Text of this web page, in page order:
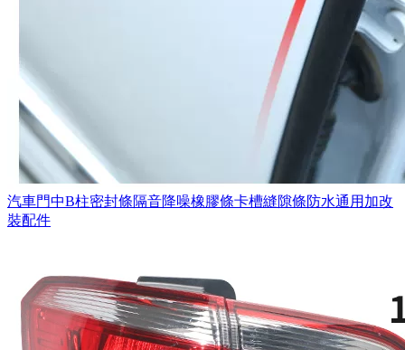
汽車門中B柱密封條隔音降噪橡膠條卡槽縫隙條防水通用加改
裝配件